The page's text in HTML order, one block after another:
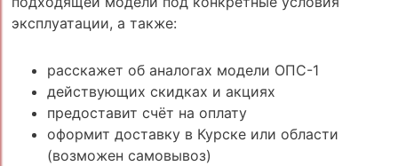
эксплуатации, а также:
расскажет об аналогах модели ОПС-1
действующих скидках и акциях
предоставит счёт на оплату
оформит доставку в Курске или области
(возможен самовывоз)